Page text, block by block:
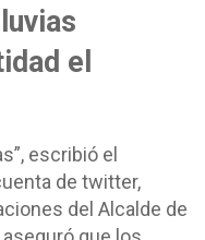
el
escribió el
de twitter,
del Alcalde de